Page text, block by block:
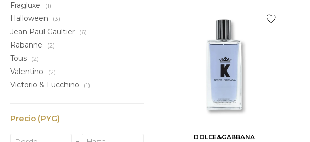
DOLCE&GABBANA
Fragluxe (1)
Halloween (3)
Jean Paul Gaultier (6)
Rabanne (2)
Tous (2)
Valentino (2)
Victorio & Lucchino (1)
Precio (PYG)